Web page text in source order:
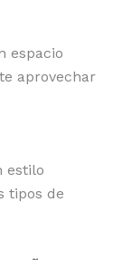
espacio
aprovechar
estilo
tipos de